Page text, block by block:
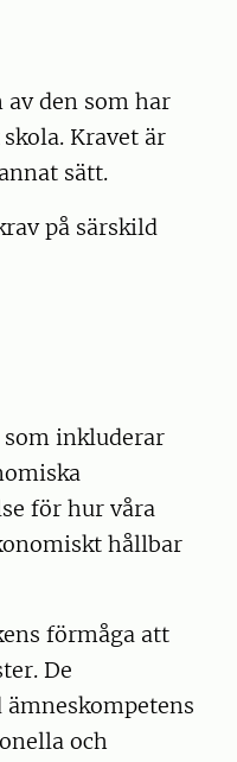
den som har
Kravet är
sätt.
på särskild
inkluderar
för hur våra
hållbar
förmåga att
De
och